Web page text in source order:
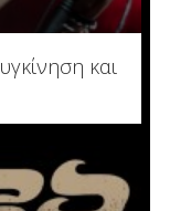
και